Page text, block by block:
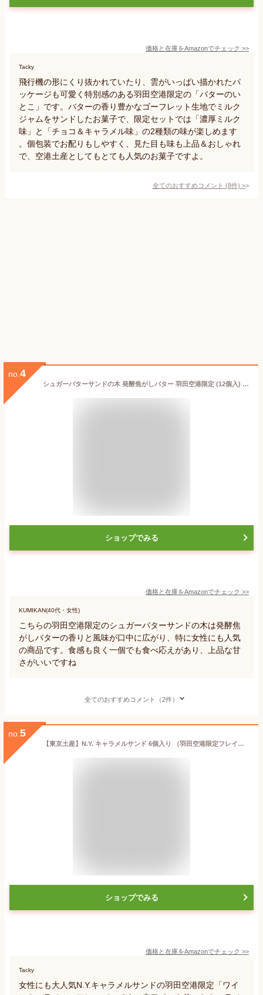
価格と在庫をAmazonでチェック >>
Tacky
飛行機の形にくり抜かれていたり、雲がいっぱい描かれたパ
ッケージも可愛く特別感のある羽田空港限定の「バターのい
とこ」です。バターの香り豊かなゴーフレット生地でミルク
ジャムをサンドしたお菓子で、限定セットでは「濃厚ミルク
味」と「チョコ＆キャラメル味」の2種類の味が楽しめます
。個包装でお配りもしやすく、見た目も味も上品＆おしゃれ
で、空港土産としてもとても人気のお菓子ですよ。
全てのおすすめコメント (8件) >
no. 4
シュガーバターサンドの木 発酵焦がしバター 羽田空港限定 (12個入) 母の日 父の日 ギフト
ショップでみる
価格と在庫をAmazonでチェック >>
KUMIKAN(40代・女性)
こちらの羽田空港限定のシュガーバターサンドの木は発酵焦
がしバターの香りと風味が口中に広がり、特に女性にも人気
の商品です。食感も良く一個でも食べ応えがあり、上品な甘
さがいいですね
全てのおすすめコメント（2件）
no. 5
【東京土産】N.Y. キャラメルサンド 6個入り （羽田空港限定フレイバー ワインキャラメルサンド） (1箱)
ショップでみる
価格と在庫をAmazonでチェック >>
Tacky
女性にも大人気N.Y.キャラメルサンドの羽田空港限定「ワイ